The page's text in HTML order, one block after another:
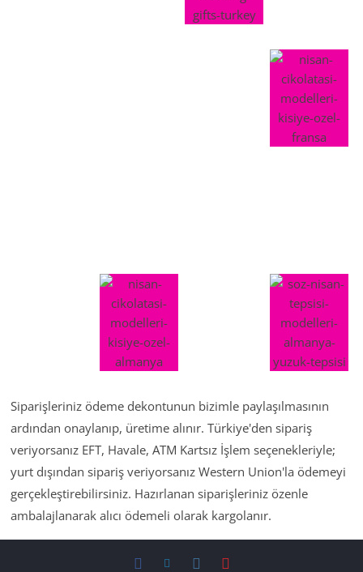
Siparişleriniz ödeme dekontunun bizimle paylaşılmasının
ardından onaylanıp, üretime alınır. Türkiye'den sipariş
veriyorsanız EFT, Havale, ATM Kartsız İşlem seçenekleriyle;
yurt dışından sipariş veriyorsanız Western Union'la ödemeyi
gerçekleştirebilirsiniz. Hazırlanan siparişleriniz özenle
ambalajlanarak alıcı ödemeli olarak kargolanır.